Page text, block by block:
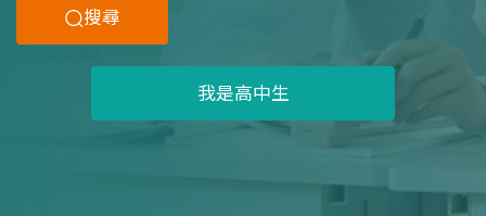
搜尋
我是高中生